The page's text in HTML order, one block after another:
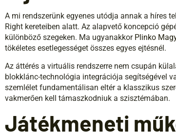
A mi rendszerünk egyenes utódja annak a híres
Right kereteiben alatt. Az alapvető koncepció
különböző szegeken. Ma ugyanakkor Plinko
tökéletes esetlegességet összes egyes ejtésnél.
Az áttérés a virtuális rendszerre nem csupán
blokklánc-technológia integrációja segítségével
szemlélet fundamentálisan eltér a klasszikus
vakmerően kell támaszkodniuk a szisztémában.
Játékmeneti